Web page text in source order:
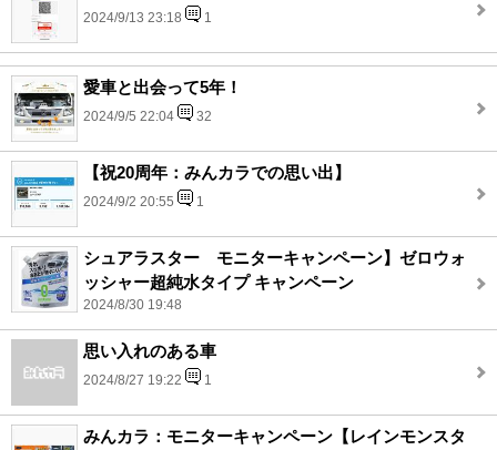
2024/9/13 23:18 1
愛車と出会って5年！
2024/9/5 22:04 32
【祝20周年：みんカラでの思い出】
2024/9/2 20:55 1
シュアラスター モニターキャンペーン】ゼロウォ
ッシャー超純水タイプ キャンペーン
2024/8/30 19:48
思い入れのある車
2024/8/27 19:22 1
みんカラ：モニターキャンペーン【レインモンスタ